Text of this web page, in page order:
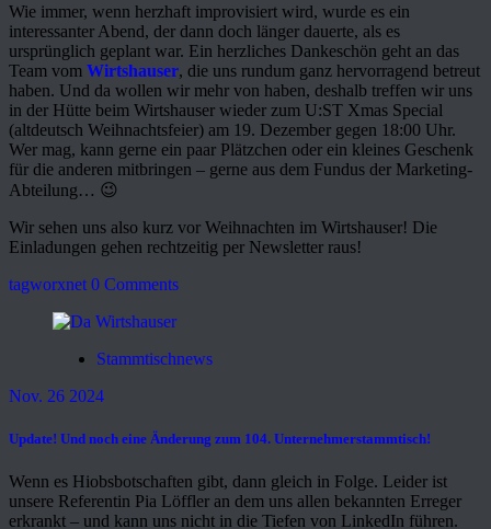
Wie immer, wenn herzhaft improvisiert wird, wurde es ein
interessanter Abend, der dann doch länger dauerte, als es
ursprünglich geplant war. Ein herzliches Dankeschön geht an das
Team vom Wirtshauser, die uns rundum ganz hervorragend betreut
haben. Und da wollen wir mehr von haben, deshalb treffen wir uns
in der Hütte beim Wirtshauser wieder zum U:ST Xmas Special
(altdeutsch Weihnachtsfeier) am 19. Dezember gegen 18:00 Uhr.
Wer mag, kann gerne ein paar Plätzchen oder ein kleines Geschenk
für die anderen mitbringen – gerne aus dem Fundus der Marketing-
Abteilung… 😉
Wir sehen uns also kurz vor Weihnachten im Wirtshauser! Die
Einladungen gehen rechtzeitig per Newsletter raus!
tagworxnet 0 Comments
Stammtischnews
Nov. 26 2024
Update! Und noch eine Änderung zum 104. Unternehmerstammtisch!
Wenn es Hiobsbotschaften gibt, dann gleich in Folge. Leider ist
unsere Referentin Pia Löffler an dem uns allen bekannten Erreger
erkrankt – und kann uns nicht in die Tiefen von LinkedIn führen.